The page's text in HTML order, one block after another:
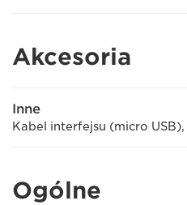
Akcesoria
Inne
Kabel interfejsu (micro
Ogólne